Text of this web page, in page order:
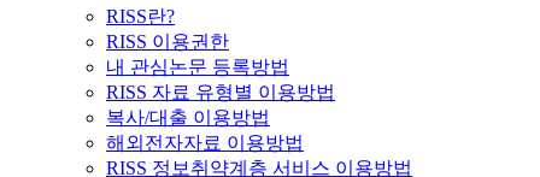
RISS란?
RISS 이용권한
내 관심논문 등록방법
RISS 자료 유형별 이용방법
복사/대출 이용방법
해외전자자료 이용방법
RISS 정보취약계층 서비스 이용방법